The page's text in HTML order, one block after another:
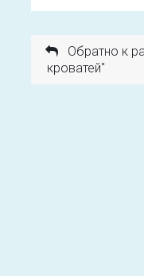
Обратно к
кроватей"